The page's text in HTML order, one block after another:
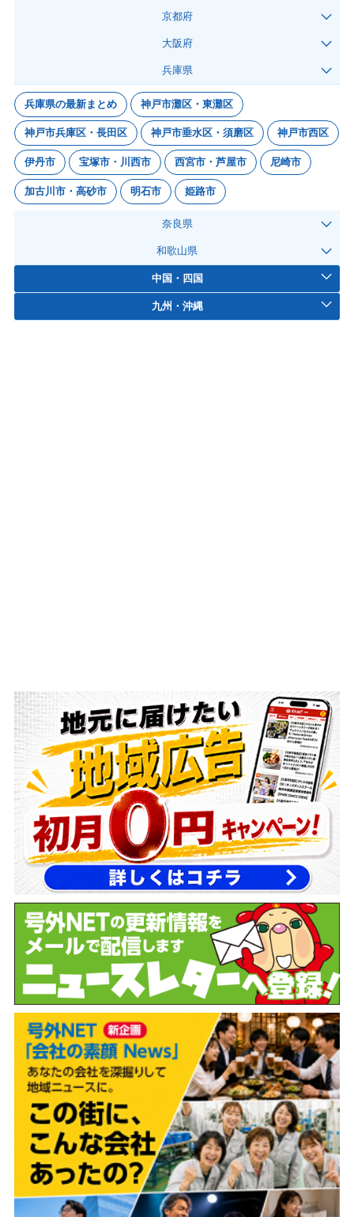
京都府
大阪府
兵庫県
兵庫県の最新まとめ 神戸市灘区・東灘区
神戸市兵庫区・長田区 神戸市垂水区・須磨区 神戸市西区
伊丹市 宝塚市・川西市 西宮市・芦屋市 尼崎市
加古川市・高砂市 明石市 姫路市
奈良県
和歌山県
中国・四国
九州・沖縄